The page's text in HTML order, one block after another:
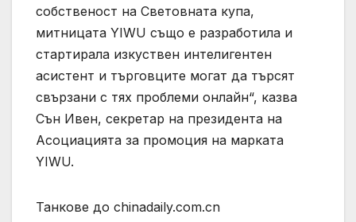
собственост на Световната купа,
митницата YIWU също е разработила и
стартирала изкуствен интелигентен
асистент и търговците могат да търсят
свързани с тях проблеми онлайн“, казва
Сън Ивен, секретар на президента на
Асоциацията за промоция на марката
YIWU.
Танкове до chinadaily.com.cn